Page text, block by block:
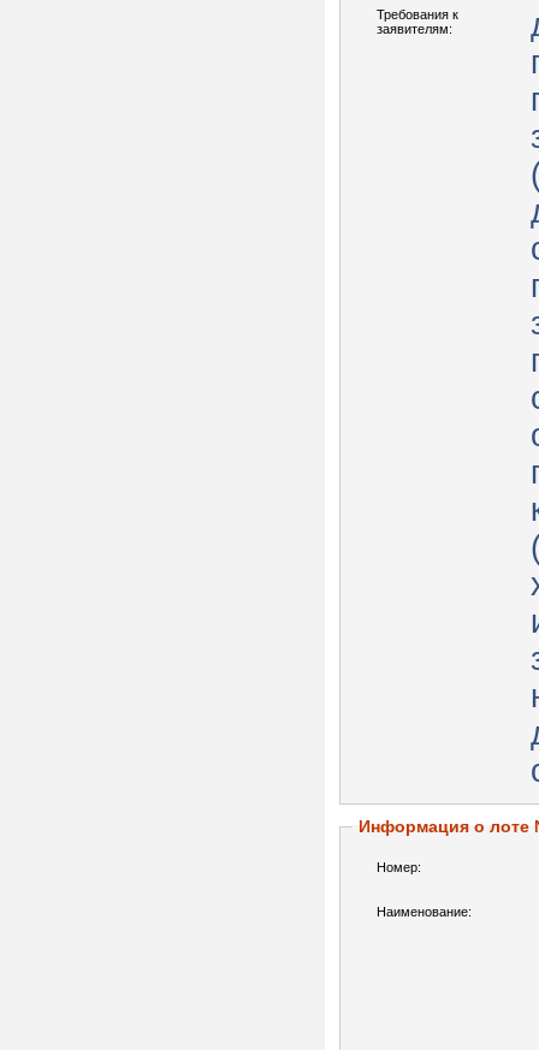
Требования к
заявителям:
Информация о лоте
Номер:
Наименование: